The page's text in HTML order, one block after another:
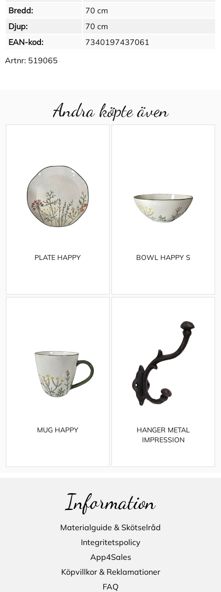
Bredd:
70 cm
Djup:
70 cm
EAN-kod:
7340197437061
Artnr: 519065
Andra köpte även
PLATE HAPPY BOWL HAPPY S
MUG HAPPY
HANGER METAL
IMPRESSION
Information
Materialguide & Skötselråd
Integritetspolicy
App4Sales
Köpvillkor & Reklamationer
FAQ